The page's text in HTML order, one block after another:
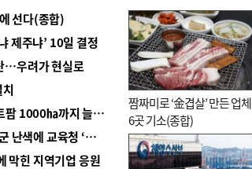
선다(종합)
제주냐’ 10일 결정
…우려가 현실로
■ 경남 농정 비전 ‘잘 사는 농촌’…스마트팜 1000㏊까지 늘린다
■ 교육혁신선도지 공모 코앞인데…구·군 난색에 교육청 ‘쩔쩔’
막힌 지역기업 응원
짬짜미로 ‘金겹살’ 만든 업체
6곳 기소(종합)